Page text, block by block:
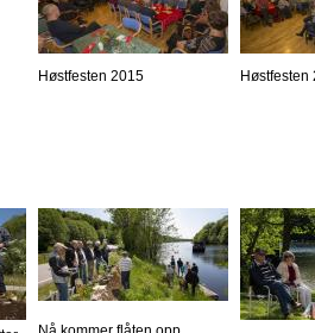
Høstfesten 2015 Høstfesten